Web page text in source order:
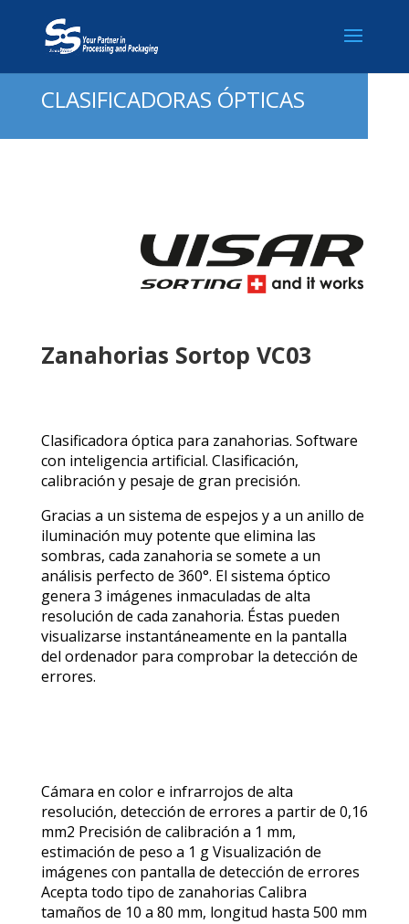
CLASIFICADORAS ÓPTICAS
Zanahorias Sortop VC03
Clasificadora óptica para zanahorias. Software
con inteligencia artificial. Clasificación,
calibración y pesaje de gran precisión.
Gracias a un sistema de espejos y a un anillo de
iluminación muy potente que elimina las
sombras, cada zanahoria se somete a un
análisis perfecto de 360°. El sistema óptico
genera 3 imágenes inmaculadas de alta
resolución de cada zanahoria. Éstas pueden
visualizarse instantáneamente en la pantalla
del ordenador para comprobar la detección de
errores.
Cámara en color e infrarrojos de alta
resolución, detección de errores a partir de 0,16
mm2 Precisión de calibración a 1 mm,
estimación de peso a 1 g Visualización de
imágenes con pantalla de detección de errores
Acepta todo tipo de zanahorias Calibra
tamaños de 10 a 80 mm, longitud hasta 500 mm